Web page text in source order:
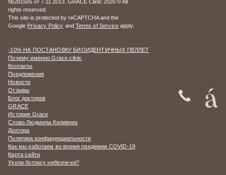
№281505 от 7.11.2013. GRACE Clinic 2020 © All
rights reserved.
This site is protected by reCAPTCHA and the
Google Privacy Policy and Terms of Service apply.
-10% НА ПОСТАНОВКУ БИОИДЕНТИЧНЫХ ПЕЛЛЕТ
Почему именно Grace clinic
Контакты
Предложения
Новости
Отзывы
Блог докторов
GRACE
История Grace
Слово Людмилы Киливник
Доктора
Политика конфиденциальности
Как мы работаем во время пандемии COVID-19
Карта сайта
Уколи ботоксу небезпечні?